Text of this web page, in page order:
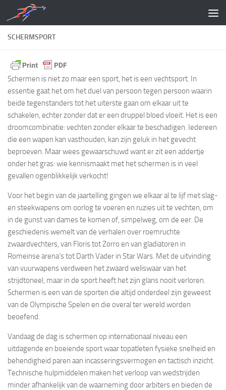
Doorgaan naar inhoud
SCHERMSPORT
Schermen is niet zo maar een sport, het is een vechtsport. In
essentie gaat het om het duel van persoon tegen persoon waarin
beide tegenstanders tot het uiterste gaan om elkaar uit te
schakelen, echter zonder dat er een druppel bloed vloeit. Het is een
droomcombinatie: vechten zonder elkaar te beschadigen. Iedereen
die een wapen kan vasthouden, kan zijn geluk in het gevecht
beproeven. Maar wees gewaarschuwd want er zit een addertje
onder het gras: wie kennismaakt met het schermen is in veel
gevallen ogenblikkelijk verkocht!
Voor het begin van de jaartelling gingen we elkaar al te lijf met slag-
en steekwapens om oorlog te voeren en ruzies uit te vechten, om
in de gunst van dames te komen of, simpelweg, om de eer. De
geschiedenis wemelt van de verhalen over roemruchte
zwaardvechters, van Floris tot Zorro en van gladiatoren in
Romeinse arena’s tot Darth Vader in Star Wars. Met de uitvinding
van vuurwapens verdween het zwaard weliswaar van het
strijdtoneel, maar in de sport heeft het zijn glans nooit verloren.
Schermen is een van de sporten die altijd onderdeel zijn geweest
van de Olympische Spelen en die overal ter wereld worden
beoefend.
Vandaag de dag is schermen op internationaal niveau een
uitdagende en boeiende sport waar topatleten fysieke snelheid en
behendigheid paren aan incasseringsvermogen en tactisch inzicht.
Technische hulpmiddelen maken het verloop van wedstrijden
minder afhankelijk van de waarneming door arbiters en bieden de